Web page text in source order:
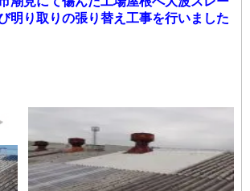
明り取りの張り替え工事を行いました